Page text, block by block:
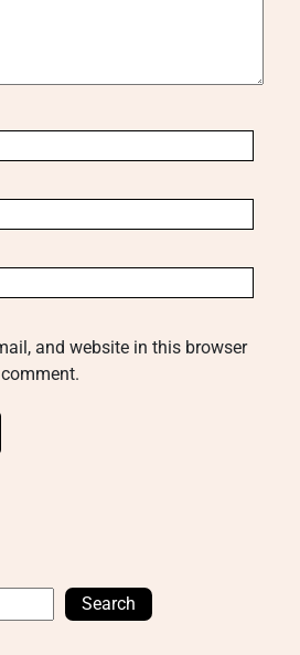
and website in this browser
Search